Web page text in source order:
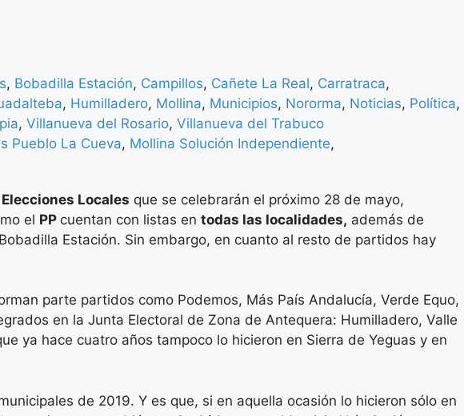
, Bobadilla Estación, Campillos, Cañete La Real, Carratraca,
, Humilladero, Mollina, Municipios, Nororma, Noticias, Política,
, Villanueva del Rosario, Villanueva del Trabuco
Pueblo La Cueva, Mollina Solución Independiente,
Elecciones Locales que se celebrarán el próximo 28 de mayo,
el PP cuentan con listas en todas las localidades, además de
Estación. Sin embargo, en cuanto al resto de partidos hay
parte partidos como Podemos, Más País Andalucía, Verde Equo,
en la Junta Electoral de Zona de Antequera: Humilladero, Valle
ya hace cuatro años tampoco lo hicieron en Sierra de Yeguas y en
de 2019. Y es que, si en aquella ocasión lo hicieron sólo en